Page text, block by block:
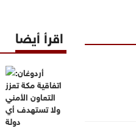
اقرأ أيضا